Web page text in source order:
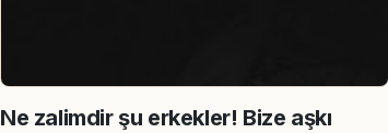
Ne zalimdir şu erkekler! Bize aşkı